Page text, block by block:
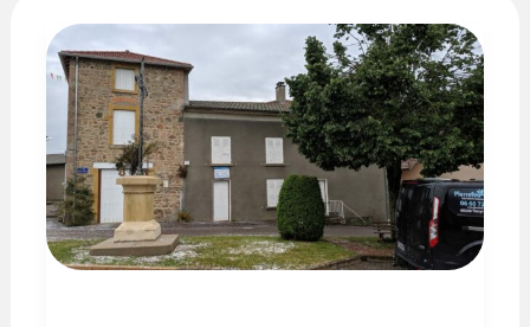
ELECTRIQUE
TOTALE
à
LA-
CHAPELLE-
DE-
MARDORE